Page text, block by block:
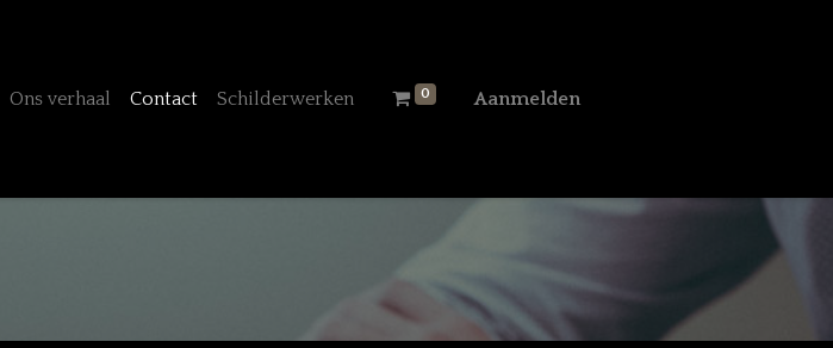
Ons verhaal Contact Schilderwerken 0 Aanmelden